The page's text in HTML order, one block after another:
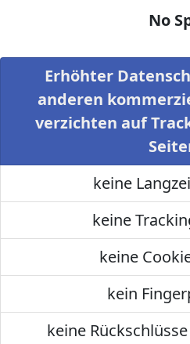
No
Erhöhter
anderen
verzichten auf
keine
keine
keine
kein
keine